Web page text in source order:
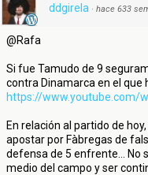
ddgirela · hace 633
@Rafa
Si fue Tamudo de 9
contra Dinamarca en el que
https://www.youtube.com/
En relación al partido de
apostar por Fàbregas de
defensa de 5 enfrente... No
medio del campo y ser